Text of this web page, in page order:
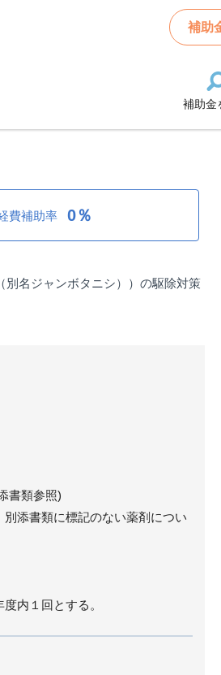
補助
補助金
ンボタニシ等の外来
費補助率 0％
名ジャンボタニシ））の駆除対策
書類参照)
添書類に標記のない薬剤につい
内１回とする。